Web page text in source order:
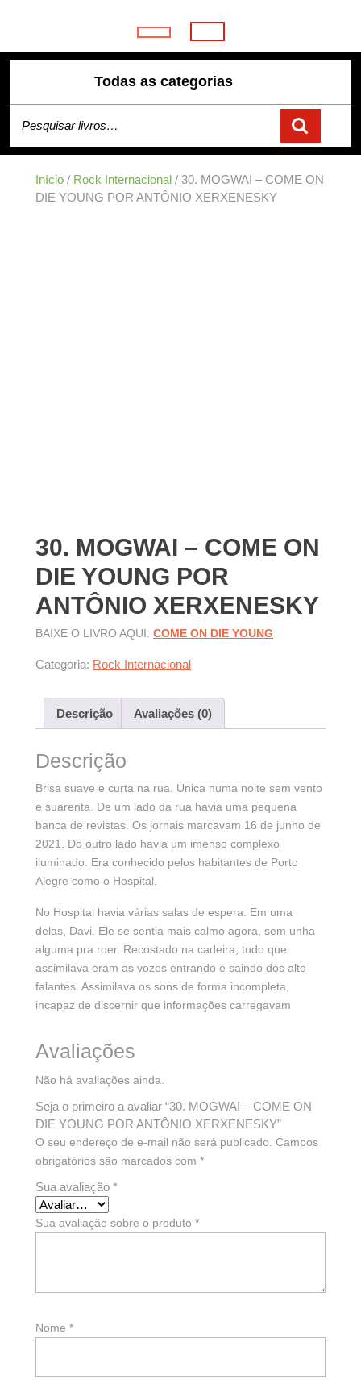
Open
Button
Todas as categorias
Início / Rock Internacional / 30. MOGWAI – COME ON
DIE YOUNG POR ANTÔNIO XERXENESKY
30. MOGWAI – COME ON
DIE YOUNG POR
ANTÔNIO XERXENESKY
BAIXE O LIVRO AQUI: COME ON DIE YOUNG
Categoria: Rock Internacional
Descrição Avaliações (0)
Descrição
Brisa suave e curta na rua. Única numa noite sem vento
e suarenta. De um lado da rua havia uma pequena
banca de revistas. Os jornais marcavam 16 de junho de
2021. Do outro lado havia um imenso complexo
iluminado. Era conhecido pelos habitantes de Porto
Alegre como o Hospital.
No Hospital havia várias salas de espera. Em uma
delas, Davi. Ele se sentia mais calmo agora, sem unha
alguma pra roer. Recostado na cadeira, tudo que
assimilava eram as vozes entrando e saindo dos alto-
falantes. Assimilava os sons de forma incompleta,
incapaz de discernir que informações carregavam
Avaliações
Não há avaliações ainda.
Seja o primeiro a avaliar “30. MOGWAI – COME ON
DIE YOUNG POR ANTÔNIO XERXENESKY”
O seu endereço de e-mail não será publicado. Campos
obrigatórios são marcados com *
Sua avaliação *
Sua avaliação sobre o produto *
Nome *